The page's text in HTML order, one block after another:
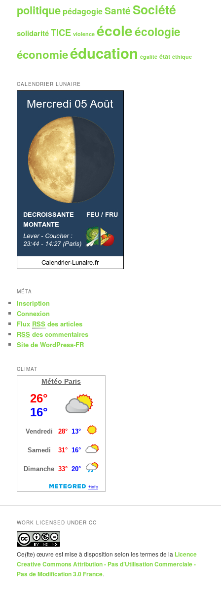
politique pédagogieSantéSociété
solidaritéTICE violence écoleécologie
économieéducation égalité état éthique
CALENDRIER LUNAIRE
MÉTA
Inscription
Connexion
Flux RSS des articles
RSS des commentaires
Site de WordPress-FR
CLIMAT
Météo Paris
WORK LICENSED UNDER CC
Ce(tte) œuvre est mise à disposition selon les termes de la Licence
Creative Commons Attribution - Pas d’Utilisation Commerciale -
Pas de Modification 3.0 France.